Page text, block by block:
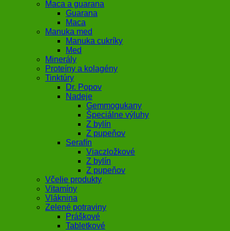
Maca a guarana
Guarana
Maca
Manuka med
Manuka cukríky
Med
Minerály
Proteíny a kolagény
Tinktúry
Dr. Popov
Nadeje
Gemmogukany
Špeciálne výluhy
Z bylín
Z pupeňov
Serafín
Viaczložkové
Z bylín
Z pupeňov
Včelie produkty
Vitamíny
Vláknina
Zelené potraviny
Práškové
Tabletkové